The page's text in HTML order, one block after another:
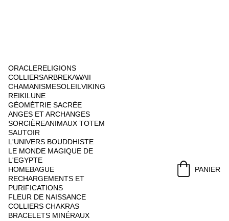
ORACLERELIGIONS
COLLIERSARBREKAWAII
CHAMANISMESOLEIL VIKING
REIKILUNE
GÉOMÉTRIE SACRÉE
ANGES ET ARCHANGES
SORCIÈREANIMAUX TOTEM
SAUTOIR
L'UNIVERS BOUDDHISTE
LE MONDE MAGIQUE DE
L'EGYPTE
HOMEBAGUE
RECHARGEMENTS ET
PURIFICATIONS
FLEUR DE NAISSANCE
COLLIERS CHAKRAS
BRACELETS MINÉRAUX
PANIER